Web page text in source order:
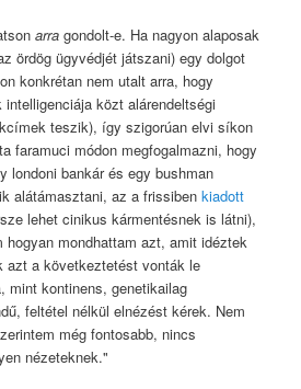
arra gondolt-e. Ha nagyon alaposak
ördög ügyvédjét játszani) egy dolgot
konkrétan nem utalt arra, hogy
közt alárendeltségi
teszik), így szigorúan elvi síkon
faramuci módon megfogalmazni, hogy
londoni bankár és egy bushman
alátámasztani, az a frissibenkiadott
lehet cinikus kármentésnek is látni),
hogyan mondhattam azt, amit idéztek
azt a következtetést vonták le
mint kontinens, genetikailag
feltétel nélkül elnézést kérek. Nem
még fontosabb, nincs
nézeteknek."